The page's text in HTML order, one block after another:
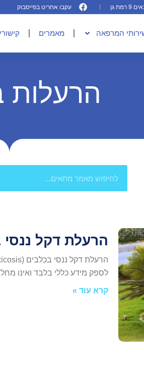
גן עקבו אחרינו בפייסבוק
המרפאה מאמרים
הרעלות
הרעלת דקל
לספק מידע כללי בלבד ואינו
קרא עוד »